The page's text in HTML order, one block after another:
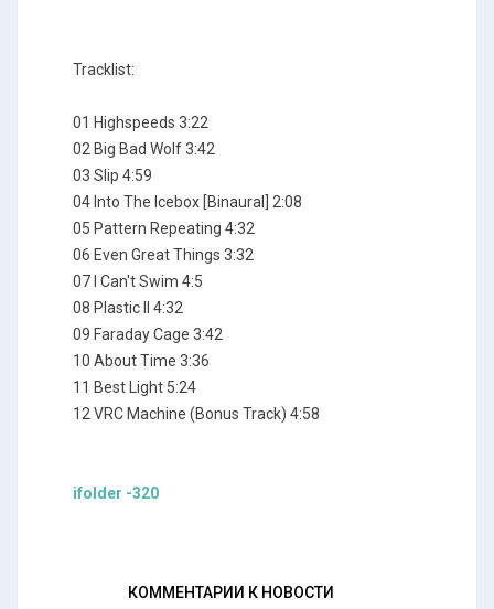
Tracklist:
01 Highspeeds 3:22
02 Big Bad Wolf 3:42
03 Slip 4:59
04 Into The Icebox [Binaural] 2:08
05 Pattern Repeating 4:32
06 Even Great Things 3:32
07 I Can't Swim 4:5
08 Plastic II 4:32
09 Faraday Cage 3:42
10 About Time 3:36
11 Best Light 5:24
12 VRC Machine (Bonus Track) 4:58
ifolder -320
КОММЕНТАРИИ К НОВОСТИ